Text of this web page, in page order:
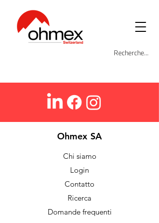
Ohmex SA
Chi siamo
Login
Contatto
Ricerca
Domande frequenti